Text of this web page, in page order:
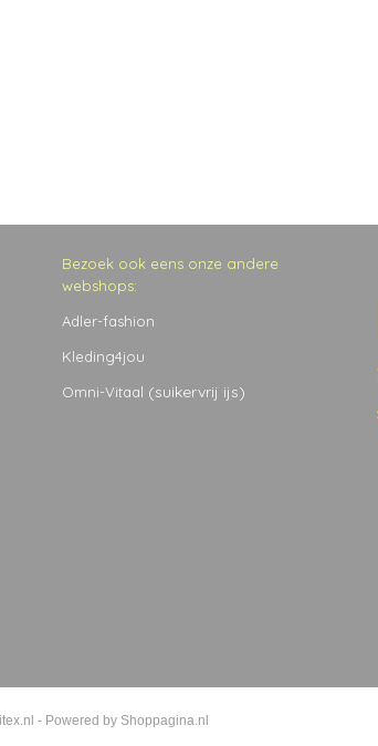
Bezoek ook eens onze andere
webshops:
Adler-fashion
Kleding4jou
Omni-Vitaal (suikervrij ijs)
- Powered by Shoppagina.nl